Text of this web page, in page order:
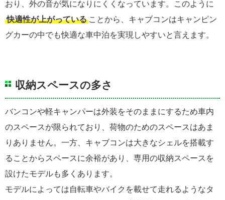
おり、外の音が気になりにくくなっています。このように
快適性が上がっている ことから、キャブコンはキャンピン
グカーの中でも快適な車中泊を実現しやすいと言えます。
収納スペースの多さ
バンコンや軽キャンパーは外装をそのままにするため車内
のスペースが限られており、荷物のためのスペースはあま
りありません。一方、キャブコンは大きなシェルを搭載す
ることからスペースに余裕があり、専用の収納スペースを
設けたモデルも多くあります。
モデルによっては自転車やバイクを載せて走れるようなタ